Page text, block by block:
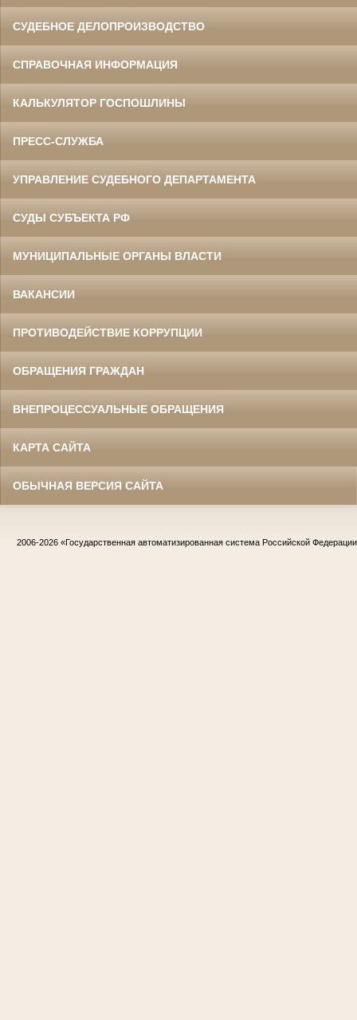
СУДЕБНОЕ ДЕЛОПРОИЗВОДСТВО
СПРАВОЧНАЯ ИНФОРМАЦИЯ
КАЛЬКУЛЯТОР ГОСПОШЛИНЫ
ПРЕСС-СЛУЖБА
УПРАВЛЕНИЕ СУДЕБНОГО ДЕПАРТАМЕНТА
СУДЫ СУБЪЕКТА РФ
МУНИЦИПАЛЬНЫЕ ОРГАНЫ ВЛАСТИ
ВАКАНСИИ
ПРОТИВОДЕЙСТВИЕ КОРРУПЦИИ
ОБРАЩЕНИЯ ГРАЖДАН
ВНЕПРОЦЕССУАЛЬНЫЕ ОБРАЩЕНИЯ
КАРТА САЙТА
ОБЫЧНАЯ ВЕРСИЯ САЙТА
2006-2026 «Государственная автоматизированная система Российской